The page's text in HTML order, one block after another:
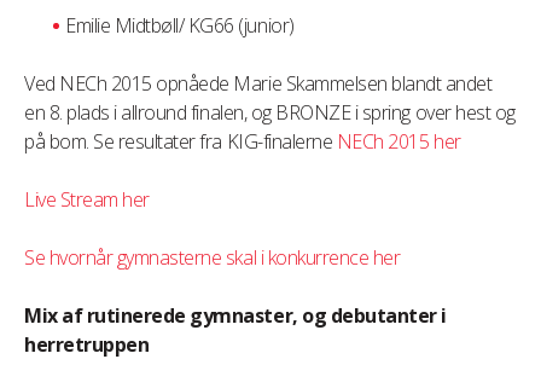
Emilie Midtbøll/ KG66 (junior)
Ved NECh 2015 opnåede Marie Skammelsen blandt andet
en 8. plads i allround finalen, og BRONZE i spring over hest og
på bom. Se resultater fra KIG-finalerne NECh 2015 her
Live Stream her
Se hvornår gymnasterne skal i konkurrence her
Mix af rutinerede gymnaster, og debutanter i
herretruppen